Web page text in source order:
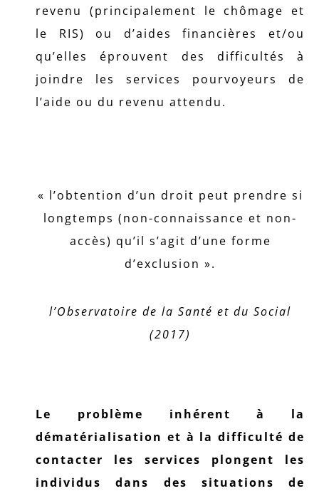
revenu (principalement le chômage et
le RIS) ou d’aides financières et/ou
qu’elles éprouvent des difficultés à
joindre les services pourvoyeurs de
l’aide ou du revenu attendu.
« l’obtention d’un droit peut prendre si
longtemps (non-connaissance et non-
accès) qu’il s’agit d’une forme
d’exclusion ».
l’Observatoire de la Santé et du Social
(2017)
Le problème inhérent à la
dématérialisation et à la difficulté de
contacter les services plongent les
individus dans des situations de